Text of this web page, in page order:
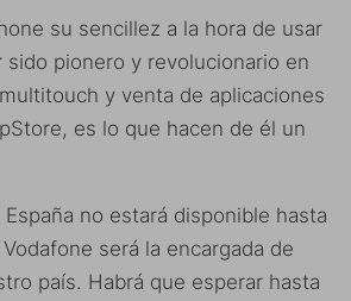
su sencillez a la hora de usar
sido pionero y revolucionario en
y venta de aplicaciones
es lo que hacen de él un
no estará disponible hasta
será la encargada de
país. Habrá que esperar hasta